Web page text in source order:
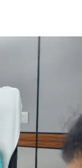
टिहरी गढ़वाल